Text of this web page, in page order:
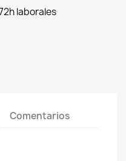
laborales
Comentarios